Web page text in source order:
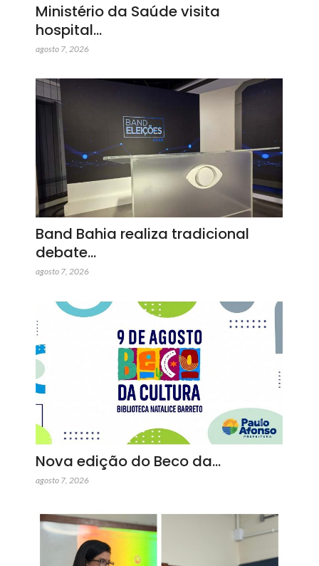
Ministério da Saúde visita
hospital…
agosto 7, 2026
Band Bahia realiza tradicional
debate…
agosto 7, 2026
Nova edição do Beco da…
agosto 7, 2026